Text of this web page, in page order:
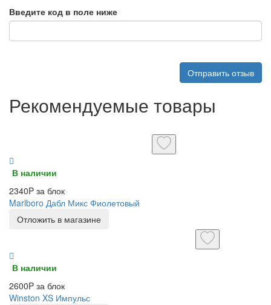
Введите код в поле ниже
Отправить отзыв
Рекомендуемые товары
В наличии
2340P за блок
Marlboro Дабл Микс Фиолетовый
Отложить в магазине
В наличии
2600P за блок
Winston XS Импульс